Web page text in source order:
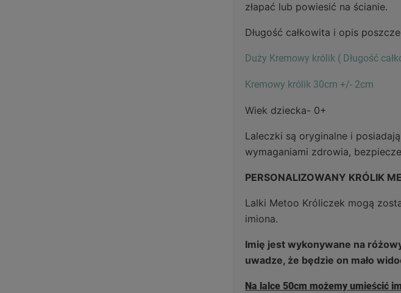
złapać lub powiesić na ścianie.
Długość całkowita i opis
Duży Kremowy królik ( Długość
Kremowy królik 30cm +/- 2cm
Wiek dziecka- 0+
Laleczki są oryginalne i
wymaganiami zdrowia,
PERSONALIZOWANY KRÓLIK
Lalki Metoo Króliczek mogą
imiona.
Imię jest wykonywane na
uwadze, że będzie on mało
Na lalce 50cm możemy umieścić